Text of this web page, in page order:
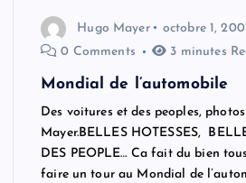
Hugo Mayer
octobre 1,
0 Comments
3 minutes
Mondial de l’automobile
Des voitures et des peoples,
Mayer.BELLES HOTESSES,
DES PEOPLE… Ca fait du bien
faire un tour au Mondial de